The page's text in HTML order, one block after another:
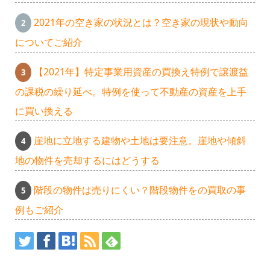
2021年の空き家の状況とは？空き家の現状や動向
についてご紹介
【2021年】特定事業用資産の買換え特例で譲渡益
の課税の繰り延べ。特例を使って不動産の資産を上手
に買い換える
崖地に立地する建物や土地は要注意。崖地や傾斜
地の物件を売却するにはどうする
階段の物件は売りにくい？階段物件をの買取の事
例もご紹介